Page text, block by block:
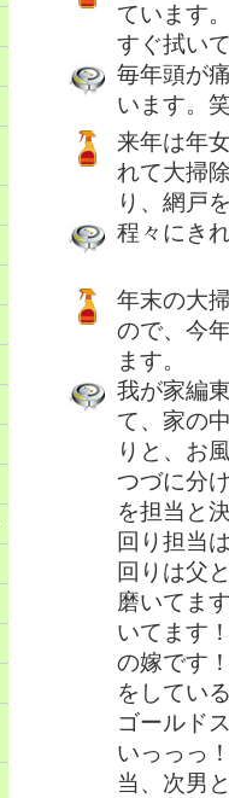
ています
すぐ拭い
毎年頭が
います。
来年は年
れて大掃
り、網戸
程々にき
年末の大
ので、今
ます。
我が家編
て、家の
りと、お
つづに分
を担当と
回り担当
回りは父
磨いてま
いてます
の嫁です
をしてい
ゴールド
いっっっ
当、次男